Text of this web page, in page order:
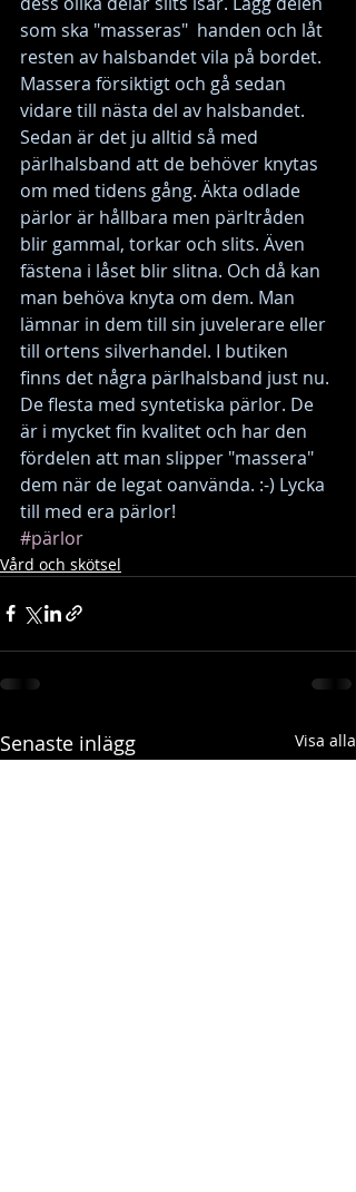
som ska "masseras"  handen och låt
resten av halsbandet vila på bordet.
Massera försiktigt och gå sedan
vidare till nästa del av halsbandet.
Sedan är det ju alltid så med
pärlhalsband att de behöver knytas
om med tidens gång. Äkta odlade
pärlor är hållbara men pärltråden
blir gammal, torkar och slits. Även
fästena i låset blir slitna. Och då kan
man behöva knyta om dem. Man
lämnar in dem till sin juvelerare eller
till ortens silverhandel. I butiken
finns det några pärlhalsband just nu.
De flesta med syntetiska pärlor. De
är i mycket fin kvalitet och har den
fördelen att man slipper "massera"
dem när de legat oanvända. :-) Lycka
till med era pärlor!
#pärlor
Vård och skötsel
Senaste inlägg Visa alla